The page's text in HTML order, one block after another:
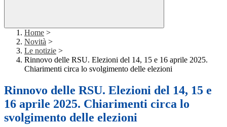
Home >
Novità >
Le notizie >
Rinnovo delle RSU. Elezioni del 14, 15 e 16 aprile 2025.
Chiarimenti circa lo svolgimento delle elezioni
Rinnovo delle RSU. Elezioni del 14, 15 e
16 aprile 2025. Chiarimenti circa lo
svolgimento delle elezioni